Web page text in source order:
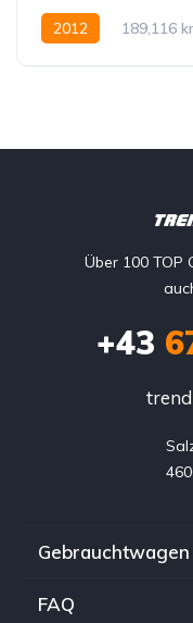
2012 189,116
Über 100
+43
Gebrauchtwagen
FAQ